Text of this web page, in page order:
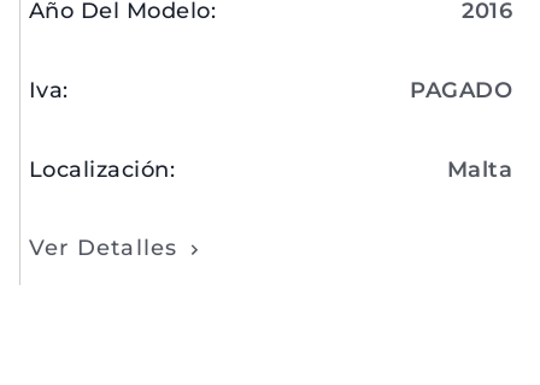
Año Del Modelo: 2016
Iva: PAGADO
Localización: Malta
Ver Detalles